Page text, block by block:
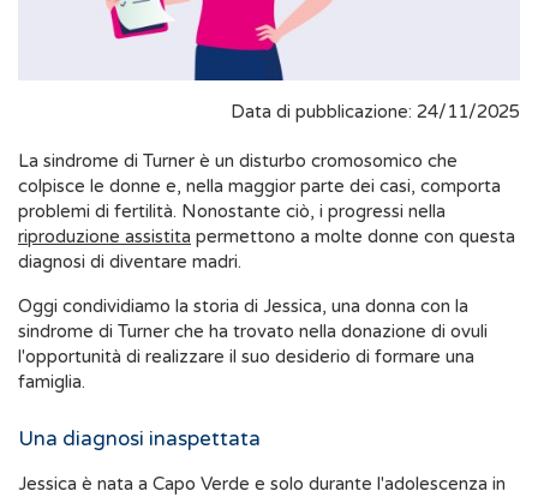
Data di pubblicazione: 24/11/2025
La sindrome di Turner è un disturbo cromosomico che
colpisce le donne e, nella maggior parte dei casi, comporta
problemi di fertilità. Nonostante ciò, i progressi nella
riproduzione assistita
diagnosi di diventare madri.
Oggi condividiamo la storia di Jessica, una donna con la
sindrome di Turner che ha trovato nella donazione di ovuli
l'opportunità di realizzare il suo desiderio di formare una
famiglia.
Una diagnosi inaspettata
Jessica è nata a Capo Verde e solo durante l'adolescenza in